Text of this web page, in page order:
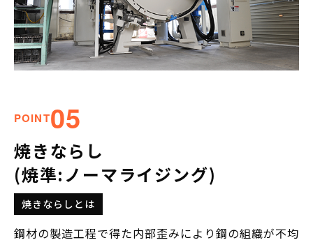
POINT05
焼きならし
(焼準:ノーマライジング)
焼きならしとは
鋼材の製造工程で得た内部歪みにより鋼の組織が不均